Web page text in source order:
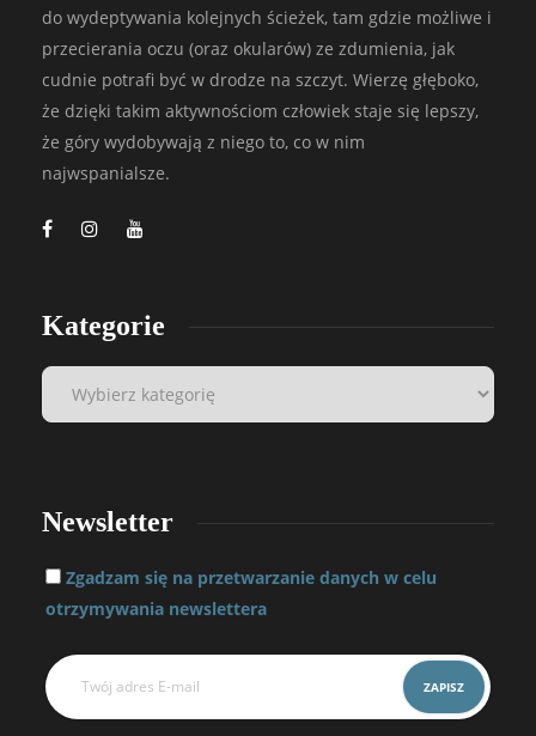
do wydeptywania kolejnych ścieżek, tam gdzie możliwe i
przecierania oczu (oraz okularów) ze zdumienia, jak
cudnie potrafi być w drodze na szczyt. Wierzę głęboko,
że dzięki takim aktywnościom człowiek staje się lepszy,
że góry wydobywają z niego to, co w nim
najwspanialsze.
Kategorie
Newsletter
Zgadzam się na przetwarzanie danych w celu
otrzymywania newslettera